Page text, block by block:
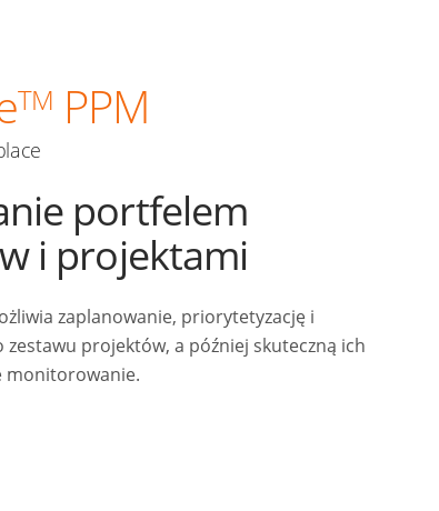
TM PPM
portfelem
i projektami
zaplanowanie, priorytetyzację i
zestawu projektów, a później skuteczną ich
monitorowanie.